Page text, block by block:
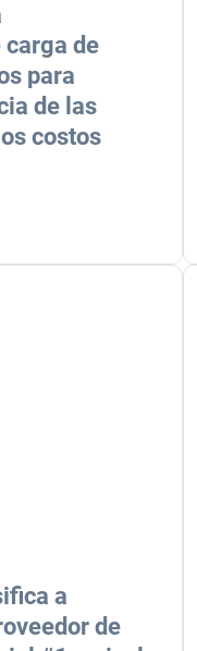
de
para
de las
costos
a
de